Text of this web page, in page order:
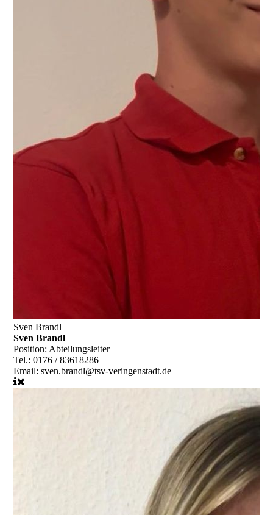
Sven Brandl
Sven Brandl
Position: Abteilungsleiter
Tel.:0176 / 83618286
Email:sven.brandl@tsv-veringenstadt.de